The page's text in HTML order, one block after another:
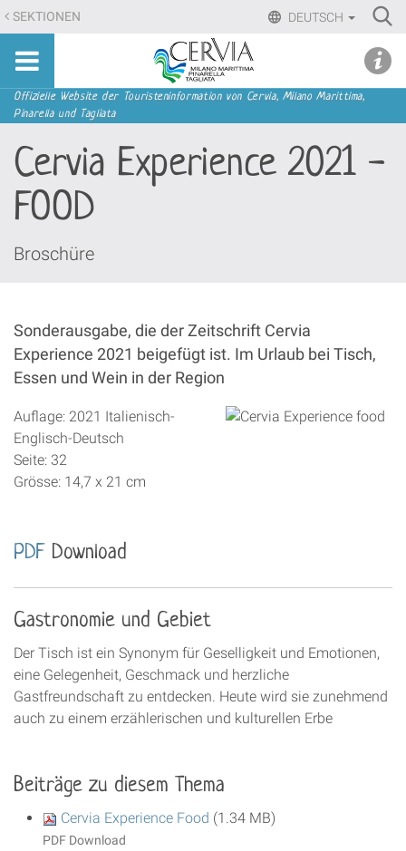
Direkt
zum
Inhalt
Direkt
zur
DEUTSCH
SEKTIONEN
Sito
turistico
ufficiale
Milano
Marittima,
Sektionen
Offizielle Website der Touristeninformation von Cervia, Milano Marittima,
Pinarella und Tagliata
Cervia Experience 2021 -
FOOD
Broschüre
Sonderausgabe, die der Zeitschrift Cervia
Experience 2021 beigefügt ist. Im Urlaub bei Tisch,
Essen und Wein in der Region
Auflage: 2021 Italienisch-
Englisch-Deutsch
Seite: 32
Grösse: 14,7 x 21 cm
PDF Download
Gastronomie und Gebiet
Der Tisch ist ein Synonym für Geselligkeit und Emotionen,
eine Gelegenheit, Geschmack und herzliche
Gastfreundschaft zu entdecken. Heute wird sie zunehmend
auch zu einem erzählerischen und kulturellen Erbe
Beiträge zu diesem Thema
Cervia Experience Food (1.34 MB)
PDF Download
menu